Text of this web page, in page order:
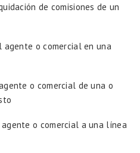
de comisiones de un
o comercial en una
o comercial de una o
o comercial a una línea